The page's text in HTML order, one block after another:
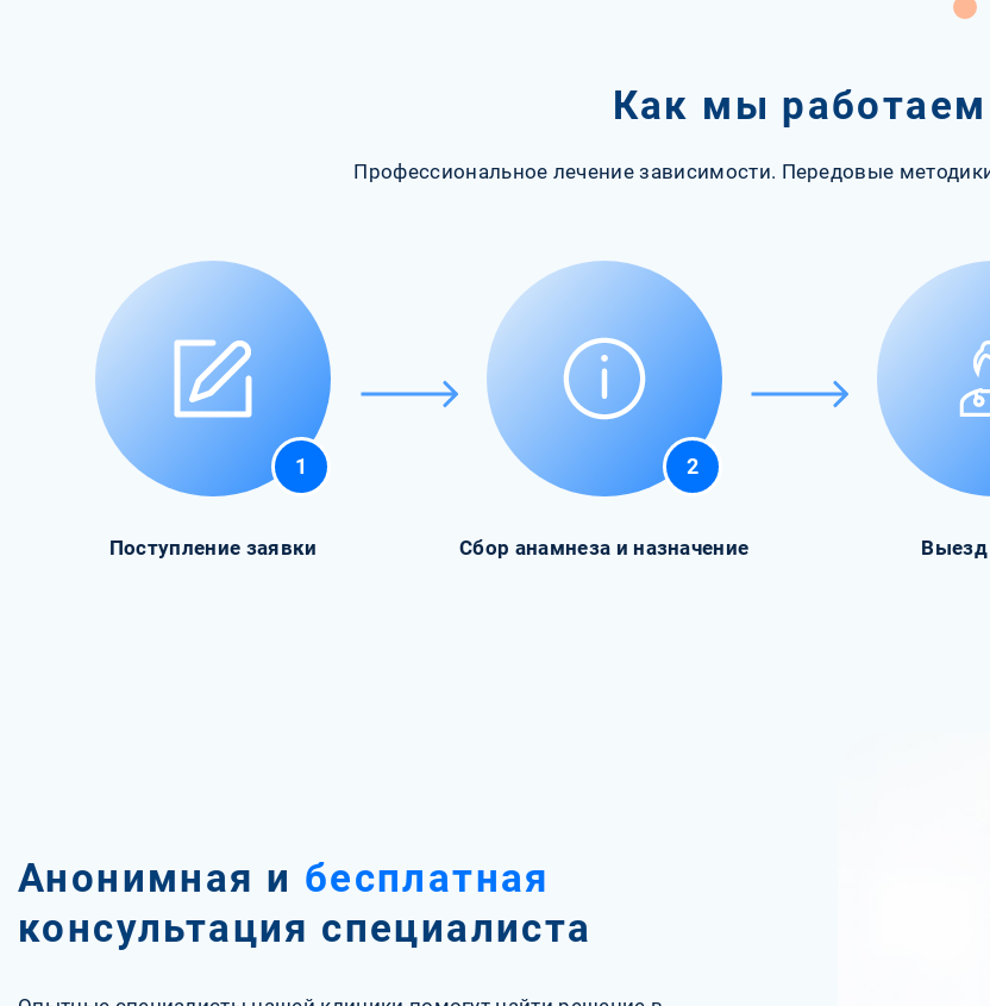
Как мы работаем
Профессиональное лечение зависимости. Передовые
1
Поступление заявки
2
Сбор анамнеза и назначение
Анонимная и бесплатная
консультация специалиста